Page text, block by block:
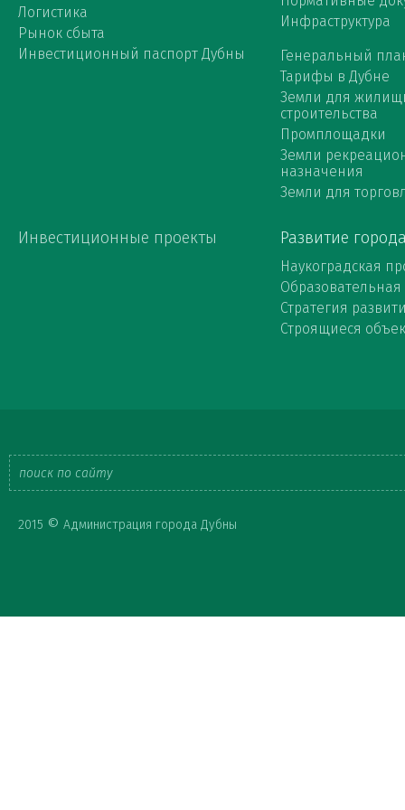
Логистика
Рынок сбыта
Инвестиционный паспорт Дубны
Инфраструктура
Генеральный
Тарифы в Дубне
Земли для
строительства
Промплощадки
Земли
назначения
Земли для
Инвестиционные проекты Развитие
Наукоградская
Стратегия
Строящиеся
2015 © Администрация города Дубны